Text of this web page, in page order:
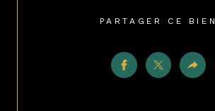
PARTAGER CE BIEN